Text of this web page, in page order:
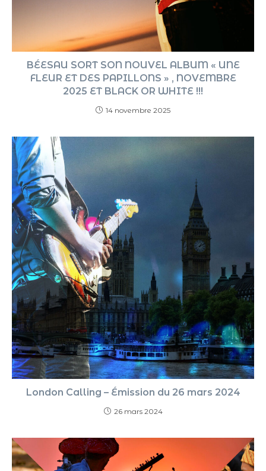
BÉESAU SORT SON NOUVEL ALBUM « UNE
FLEUR ET DES PAPILLONS » , NOVEMBRE
2025 ET BLACK OR WHITE !!!
14 novembre 2025
London Calling – Émission du 26 mars 2024
26 mars 2024